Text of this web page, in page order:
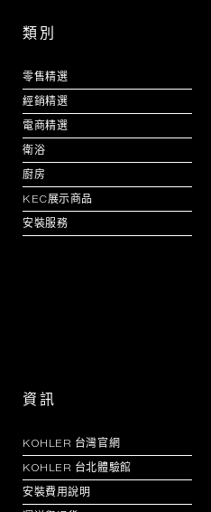
類別
零售精選
經銷精選
電商精選
衛浴
廚房
KEC展示商品
安裝服務
資訊
KOHLER 台灣官網
KOHLER 台北體驗館
安裝費用說明